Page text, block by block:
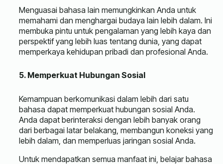
Menguasai bahasa lain memungkinkan Anda untuk
memahami dan menghargai budaya lain lebih dalam. Ini
membuka pintu untuk pengalaman yang lebih kaya dan
perspektif yang lebih luas tentang dunia, yang dapat
memperkaya kehidupan pribadi dan profesional Anda.
5. Memperkuat Hubungan Sosial
Kemampuan berkomunikasi dalam lebih dari satu
bahasa dapat memperkuat hubungan sosial Anda.
Anda dapat berinteraksi dengan lebih banyak orang
dari berbagai latar belakang, membangun koneksi yang
lebih dalam, dan memperluas jaringan sosial Anda.
Untuk mendapatkan semua manfaat ini, belajar bahasa